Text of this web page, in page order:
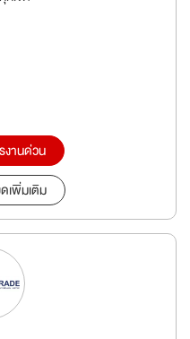
งานด่วน
เพิ่มเติม